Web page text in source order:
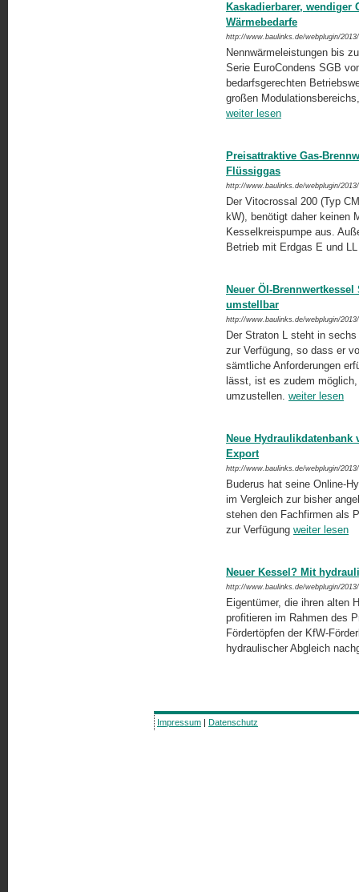
Kaskadierbarer, wendiger
Wärmebedarfe
http://www.baulinks.de/webplugin/
Nennwärmeleistungen bis
Serie EuroCondens SGB
bedarfsgerechten
großen
weiter lesen
Preisattraktive Gas-
Flüssiggas
http://www.baulinks.de/webplugin/
Der Vitocrossal 200 (Typ
kW), benötigt daher keinen
Kesselkreispumpe aus.
Betrieb mit Erdgas E und
Neuer Öl-
umstellbar
http://www.baulinks.de/webplugin/
Der Straton L steht in
zur Verfügung, so dass er
sämtliche Anforderungen
lässt, ist es zudem
umzustellen. weiter lesen
Neue
Export
http://www.baulinks.de/webplugin/
Buderus hat seine Online-
im Vergleich zur bisher
stehen den Fachfirmen als
zur Verfügung weiter lesen
Neuer Kessel? Mit
http://www.baulinks.de/webplugin/
Eigentümer, die ihren alten
profitieren im Rahmen des
Fördertöpfen der KfW-
hydraulischer Abgleich
Impressum | Datenschutz